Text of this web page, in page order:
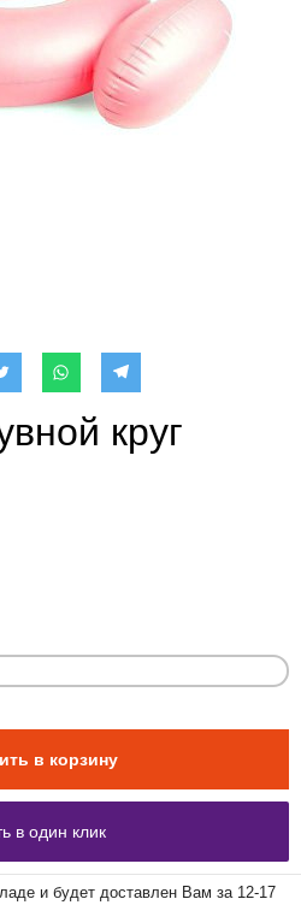
круг
и будет доставлен Вам за 12-17